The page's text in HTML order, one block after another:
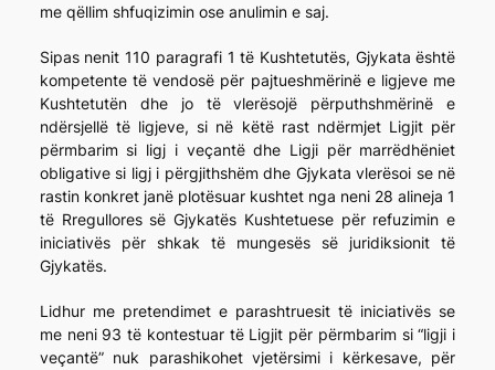
me qëllim shfuqizimin ose anulimin e saj.
Sipas nenit 110 paragrafi 1 të Kushtetutës, Gjykata është
kompetente të vendosë për pajtueshmërinë e ligjeve me
Kushtetutën dhe jo të vlerësojë përputhshmërinë e
ndërsjellë të ligjeve, si në këtë rast ndërmjet Ligjit për
përmbarim si ligj i veçantë dhe Ligji për marrëdhëniet
obligative si ligj i përgjithshëm dhe Gjykata vlerësoi se në
rastin konkret janë plotësuar kushtet nga neni 28 alineja 1
të Rregullores së Gjykatës Kushtetuese për refuzimin e
iniciativës për shkak të mungesës së juridiksionit të
Gjykatës.
Lidhur me pretendimet e parashtruesit të iniciativës se
me neni 93 të kontestuar të Ligjit për përmbarim si “ligji i
veçantë” nuk parashikohet vjetërsimi i kërkesave, për